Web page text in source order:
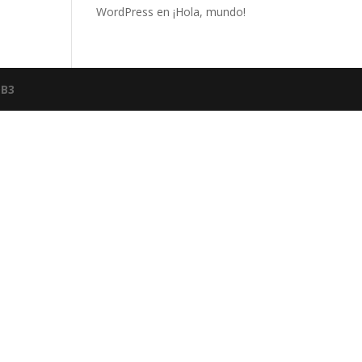
WordPress en¡Hola, mundo!